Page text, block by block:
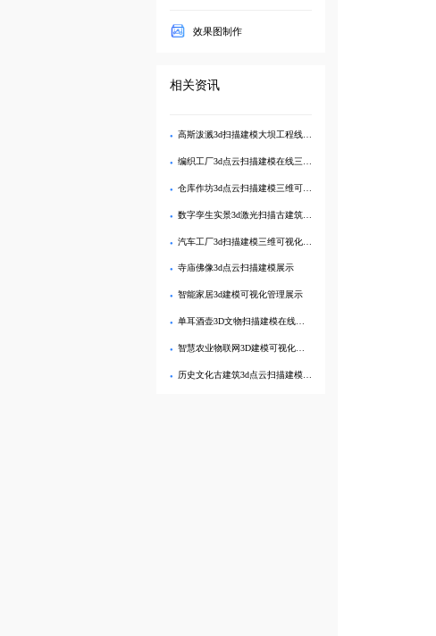
效果图制作
相关资讯
高斯泼溅3d扫描建模大坝工程线上三维可视化管理
编织工厂3d点云扫描建模在线三维可视化展示
仓库作坊3d点云扫描建模三维可视化管理
数字孪生实景3d激光扫描古建筑建模可视化
汽车工厂3d扫描建模三维可视化展示
寺庙佛像3d点云扫描建模展示
智能家居3d建模可视化管理展示
单耳酒壶3D文物扫描建模在线三维互动展示
智慧农业物联网3D建模可视化数字孪生
历史文化古建筑3d点云扫描建模展示